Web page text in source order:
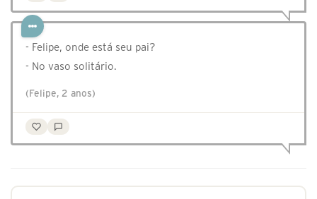
- Felipe, onde está seu pai?
- No vaso solitário.
(Felipe, 2 anos)